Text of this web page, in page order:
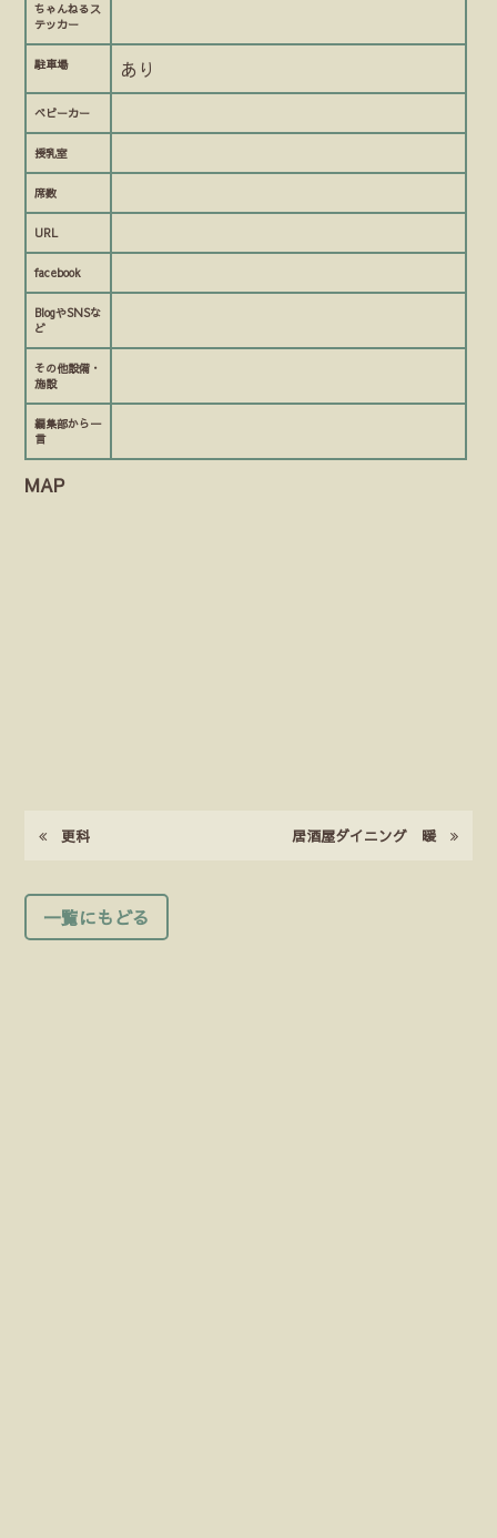
ちゃんねるス
テッカー
駐車場 あり
ベビーカー
授乳室
席数
URL
facebook
BlogやSNSな
ど
その他設備・
施設
編集部から一
言
MAP
更科 居酒屋ダイニング 暖
一覧にもどる